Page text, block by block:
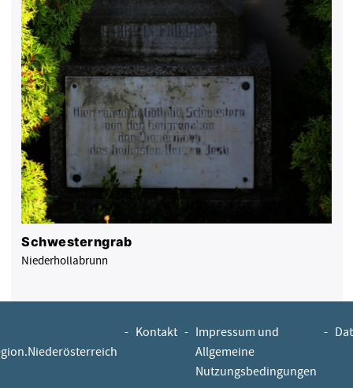
Schwesterngrab
Niederhollabrunn
- Kontakt - Impressum und
Allgemeine
Nutzungsbedingungen
-